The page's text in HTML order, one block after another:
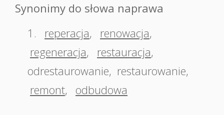
Synonimy do słowa naprawa
1.
reperacja, renowacja,
regeneracja, restauracja,
odrestaurowanie, restaurowanie,
remont, odbudowa